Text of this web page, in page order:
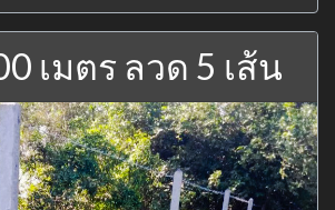
เมตร ลวด 5 เส้น